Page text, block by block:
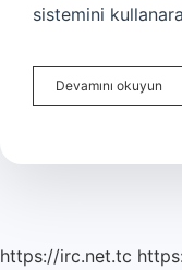
sistemini
Devamını okuyun
https://irc.net.tc